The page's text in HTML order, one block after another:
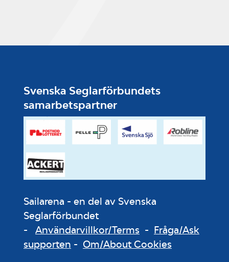
Svenska Seglarförbundets
samarbetspartner
Sailarena - en del av Svenska
Seglarförbundet
- Användarvillkor/Terms - Fråga/Ask
supporten - Om/About Cookies